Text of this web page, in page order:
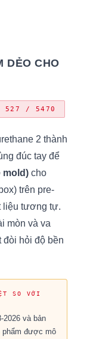
DẺO CHO
527 / 5470
2 thành
đúc tay để
mold) cho
trên pre-
liệu tương tự.
mòn và va
đòi hỏi độ bền
SO VỚI
2026 và bản
phẩm được mô